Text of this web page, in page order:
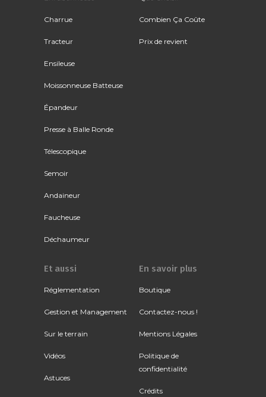
Charrue
Tracteur
Ensileuse
Moissonneuse Batteuse
Épandeur
Presse à Balle Ronde
Télescopique
Semoir
Andaineur
Faucheuse
Déchaumeur
Combien Ça Coûte
Prix de revient
Et aussi
Réglementation
Gestion et Management
Sur le terrain
Vidéos
Astuces
En savoir plus
Boutique
Contactez-nous !
Mentions Légales
Politique de
confidentialité
Crédits